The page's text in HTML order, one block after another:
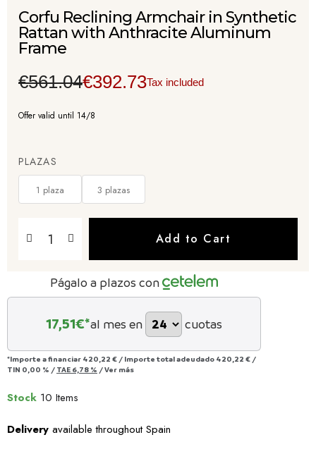
Corfu Reclining Armchair in Synthetic
Rattan with Anthracite Aluminum
Frame
€561.04€392.73Tax included
Offer valid until 14/8
PLAZAS
1 plaza 3 plazas
Add to Cart
Págalo a plazos con
17,51€*al mes en cuotas
*Importe a financiar 420,22 € / Importe total adeudado 420,22 € /
TIN 0,00 % / TAE 6,78 % /Ver más
Stock 10 Items
Delivery available throughout Spain